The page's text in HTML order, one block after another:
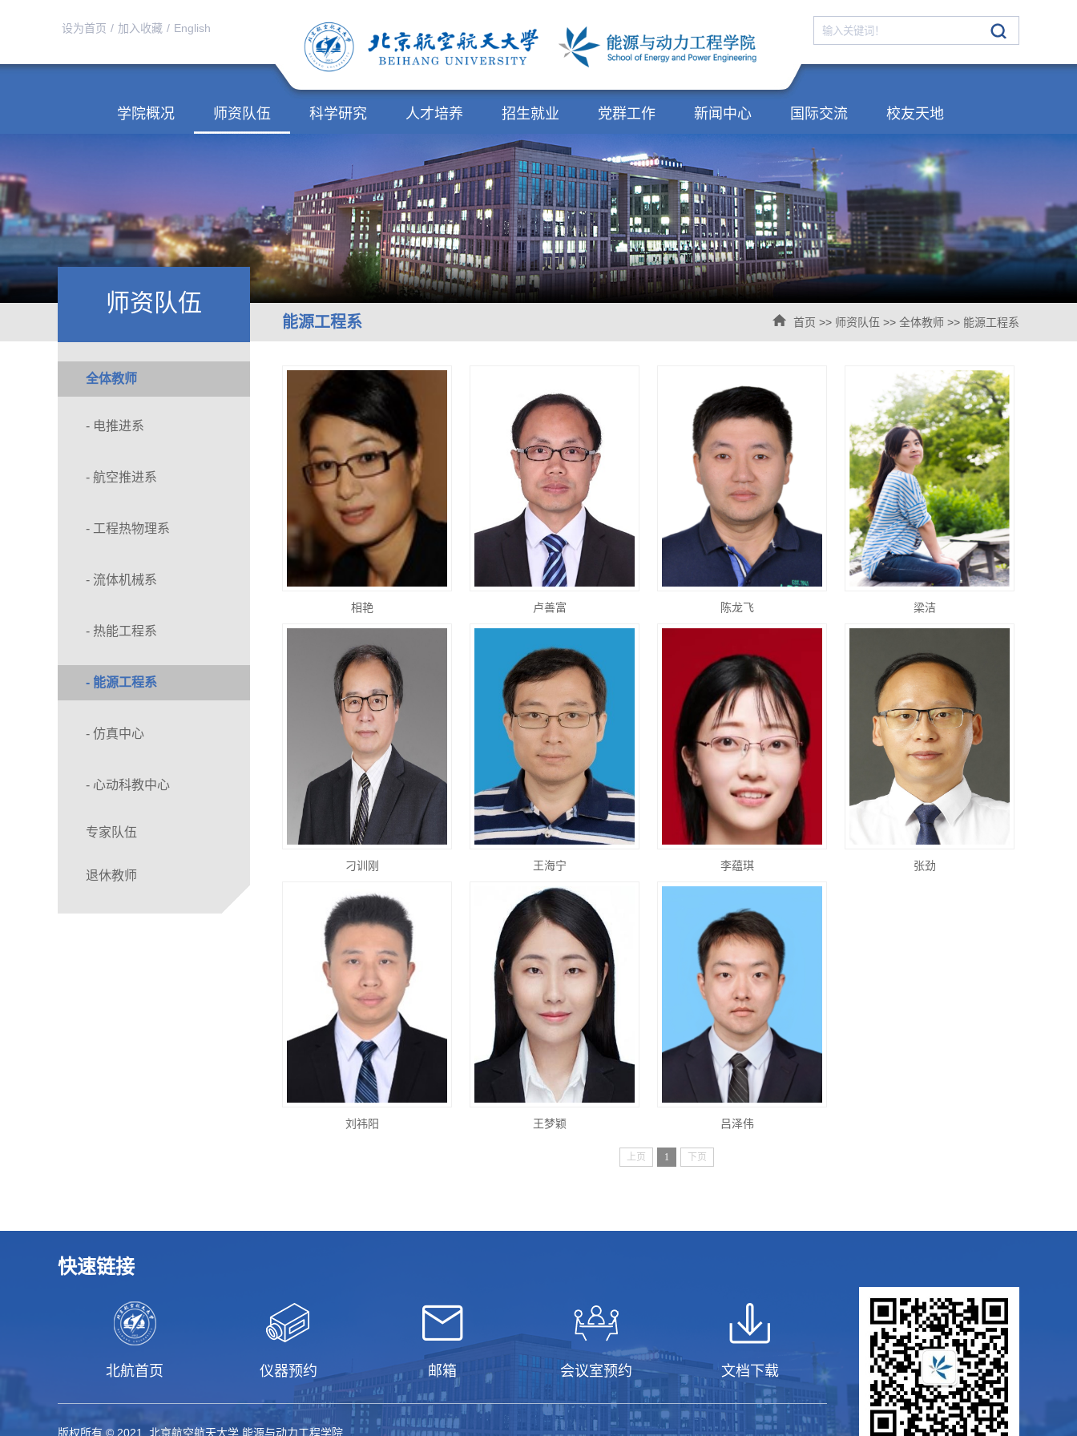
设为首页 / 加入收藏 / English
学院概况 师资队伍 科学研究 人才培养 招生就业 党群工作 新闻中心 国际交流 校友天地
师资队伍
能源工程系 首页 >> 师资队伍 >> 全体教师 >> 能源工程系
全体教师
- 电推进系
- 航空推进系
- 工程热物理系
- 流体机械系
- 热能工程系
- 能源工程系
- 仿真中心
- 心动科教中心
专家队伍
退休教师
相艳 卢善富 陈龙飞 梁洁
刁训刚 王海宁 李蕴琪 张劲
刘祎阳 王梦颖 吕泽伟
上页 1 下页
快速链接
北航首页 仪器预约 邮箱 会议室预约 文档下载
版权所有 © 2021 北京航空航天大学 能源与动力工程学院